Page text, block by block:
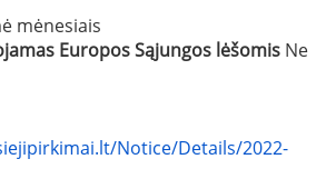
mėnesiais
Europos Sąjungos lėšomis Ne
Notice/Details/2022-